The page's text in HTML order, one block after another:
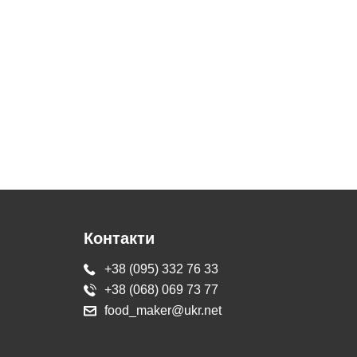
Контакти
+38 (095) 332 76 33
+38 (068) 069 73 77
food_maker@ukr.net